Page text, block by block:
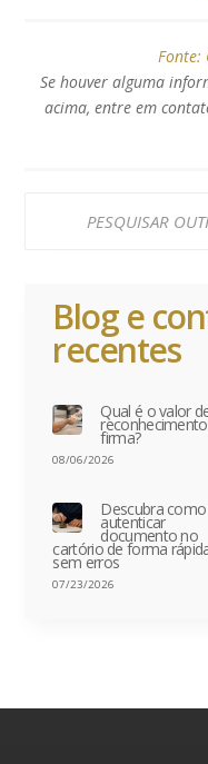
Fonte:
Se houver alguma
acima, entre em
Blog e
recentes
Qual é o valor
firma?
08/06/2026
Descubra como
autenticar
documento no
cartório de forma
sem erros
07/23/2026